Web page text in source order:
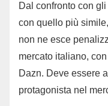
Dal confronto con
con quello più
non ne esce
mercato italiano,
Dazn. Deve essere
protagonista nel